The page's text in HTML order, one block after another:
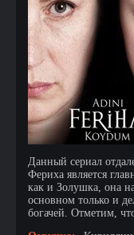
Данный сериал
Фериха является
как и Золушка, она
основном только и
богачей. Отметим,